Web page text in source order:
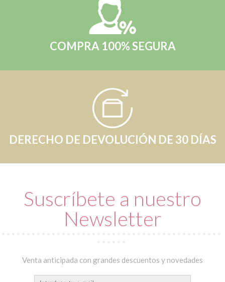
COMPRA 100% SEGURA
DERECHO DE DEVOLUCIÓN DE 30 DÍAS
Suscríbete a nuestro
Newsletter
Venta anticipada con grandes descuentos y novedades